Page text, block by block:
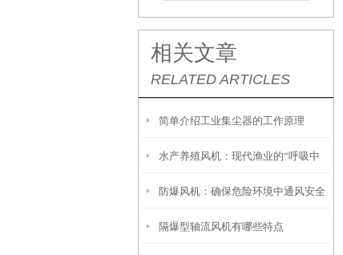
相关文章
RELATED ARTICLES
简单介绍工业集尘器的工作原理
水产养殖风机：现代渔业的“呼吸中
枢“
防爆风机：确保危险环境中通风安全
的理想选择
隔爆型轴流风机有哪些特点